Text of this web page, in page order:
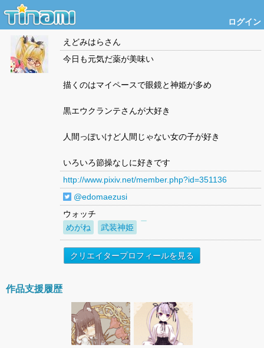
ログイン
えどみはらさん
今日も元気だ薬が美味い
描くのはマイペースで眼鏡と神姫が多め
黒エウクランテさんが大好き
人間っぽいけど人間じゃない女の子が好き
いろいろ節操なしに好きです
http://www.pixiv.net/member.php?id=351136
@edomaezusi
ウォッチ
めがね
武装神姫
クリエイタープロフィールを見る
作品支援履歴